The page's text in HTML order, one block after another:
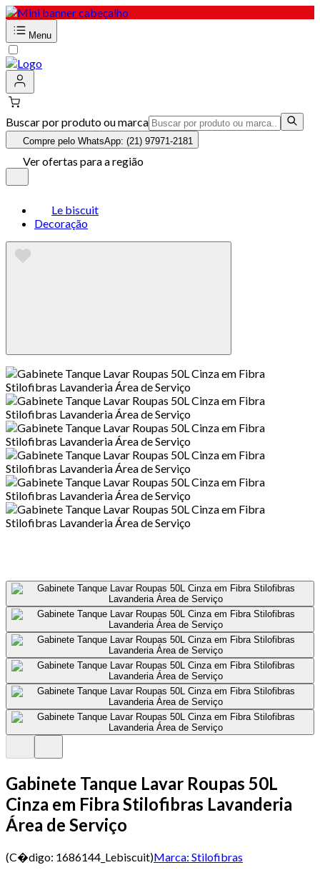
Menu
Buscar por produto ou marca
Compre pelo WhatsApp: (21) 97971-2181
Ver ofertas para a região
Le biscuit
Decoração
Gabinete Tanque Lavar Roupas 50L
Cinza em Fibra Stilofibras Lavanderia
Área de Serviço
(C�digo: 1686144_Lebiscuit)Marca: Stilofibras